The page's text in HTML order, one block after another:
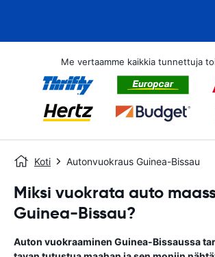
Me vertaamme kaikkia tunnettuja
Koti Autonvuokraus Guinea-Bissau
Miksi vuokrata auto
Guinea-Bissau?
Auton vuokraaminen Guinea-Bissaussa